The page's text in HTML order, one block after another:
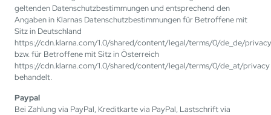
geltenden Datenschutzbestimmungen und entsprechend den
Angaben in Klarnas Datenschutzbestimmungen für Betroffene mit
Sitz in Deutschland
https://cdn.klarna.com/1.0/shared/content/legal/terms/0/de_de/
bzw. für Betroffene mit Sitz in Österreich
https://cdn.klarna.com/1.0/shared/content/legal/terms/0/de_at/privacy
behandelt.
Paypal
Bei Zahlung via PayPal, Kreditkarte via PayPal, Lastschrift via